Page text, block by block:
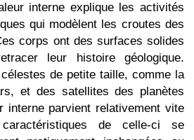
interne explique les activités
qui modèlent les croutes des
corps ont des surfaces solides
leur histoire géologique.
de petite taille, comme la
et des satellites des planètes
interne parvient relativement vite
de celle-ci se